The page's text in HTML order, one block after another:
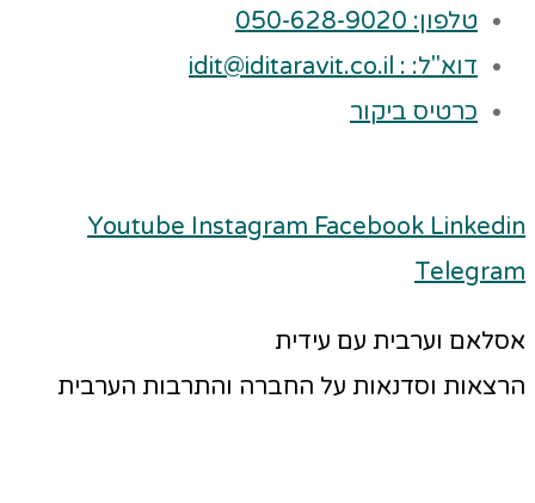
טלפון: 050-628-9020
דוא"ל: : idit@iditaravit.co.il
כרטיס ביקור
Youtube Instagram Facebook Linkedin
Telegram
אסלאם וערבית עם עידית
הרצאות וסדנאות על החברה והתרבות הערבית